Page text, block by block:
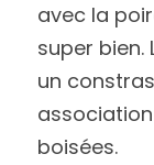
avec la
super
un
boisées.